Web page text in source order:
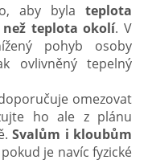
aby byla teplota
než teplota okolí. V
pohyb osoby
ovlivněný tepelný
omezovat
ho ale z plánu
Svalům i kloubům
je navíc fyzické